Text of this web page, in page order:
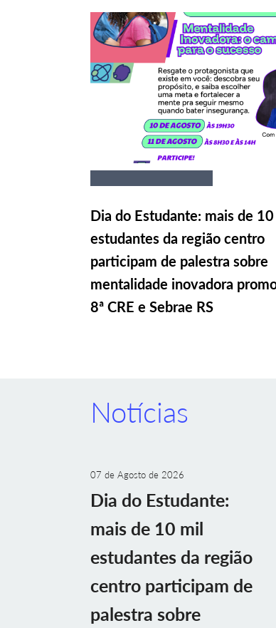
Dia do Estudante: mais de
estudantes da região centro
participam de palestra sobre
mentalidade inovadora
8ª CRE e Sebrae RS
Notícias
07 de Agosto de 2026
Dia do Estudante:
mais de 10 mil
estudantes da região
centro participam de
palestra sobre